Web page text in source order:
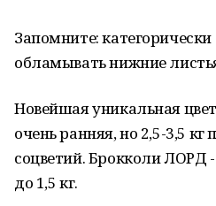
Запомните:
обламывать нижние
Новейшая уникальная
очень ранняя, но 2,5-3,5
соцветий. Брокколи ЛОРД -
до 1,5 кг.